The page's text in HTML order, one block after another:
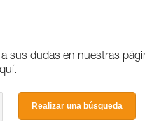
sus dudas en nuestras
Realizar una búsqueda